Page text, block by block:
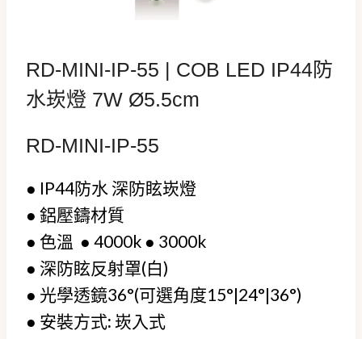
RD-MINI-IP-55 | COB LED IP44防
水崁燈 7W Ø5.5cm
RD-MINI-IP-55
● IP44防水 深防眩崁燈
● 鋁壓鑄材質
● 色溫 ● 4000k ● 3000k
● 深防眩反射罩(白)
● 光學透鏡36°(可選角度15°|24°|36°)
● 安裝方式: 崁入式